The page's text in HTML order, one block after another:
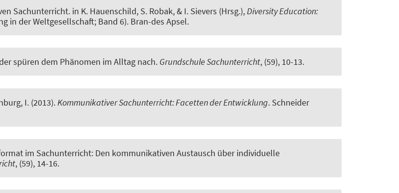
Sachunterricht. in K. Hauenschild, S. Robak, & I. Sievers (Hrsg.),Diversity Education:
in der Weltgesellschaft; Band 6). Bran-des Apsel.
spüren dem Phänomen im Alltag nach. Grundschule Sachunterricht, (59), 10-13.
I. (2013). Kommunikativer Sachunterricht: Facetten der Entwicklung. Schneider
im Sachunterricht: Den kommunikativen Austausch über individuelle
, (59), 14-16.